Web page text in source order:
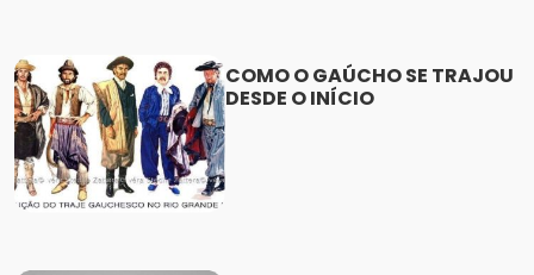
COMO O GAÚCHO SE TRAJOU
DESDE O INÍCIO